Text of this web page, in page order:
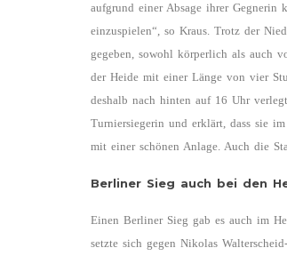
aufgrund einer Absage ihrer
einzuspielen“, so Kraus. Trotz der
gegeben, sowohl körperlich als auch
der Heide mit einer Länge von vier
deshalb nach hinten auf 16 Uhr
Turniersiegerin und erklärt, dass sie
mit einer schönen Anlage. Auch die
Berliner Sieg auch bei den
Einen Berliner Sieg gab es auch im
setzte sich gegen Nikolas